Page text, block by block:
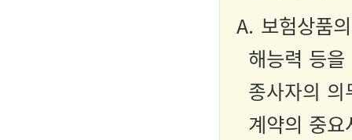
A. 보험상품
해능력 등
종사자의
계약의 중